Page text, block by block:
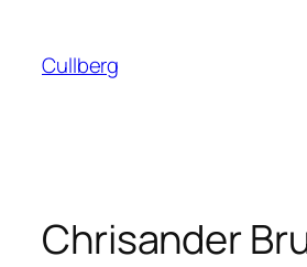
innehåll
Cullberg
Chrisander